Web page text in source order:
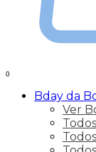
0
Bday da
Ver